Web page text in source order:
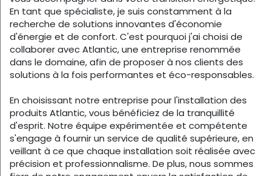
En tant que spécialiste, je suis constamment à la
recherche de solutions innovantes d'économie
d'énergie et de confort. C'est pourquoi j'ai choisi de
collaborer avec Atlantic, une entreprise renommée
dans le domaine, afin de proposer à nos clients des
solutions à la fois performantes et éco-responsables.
En choisissant notre entreprise pour l'installation des
produits Atlantic, vous bénéficiez de la tranquillité
d'esprit. Notre équipe expérimentée et compétente
s'engage à fournir un service de qualité supérieure, en
veillant à ce que chaque installation soit réalisée avec
précision et professionnalisme. De plus, nous sommes